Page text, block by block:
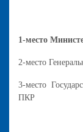
1-место
2-место
3-место
ПКР